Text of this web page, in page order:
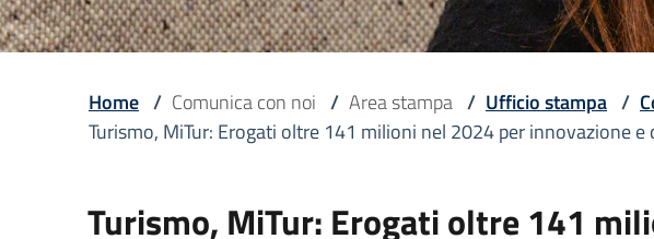
Home / Comunica con noi / Area stampa / Ufficio stampa /
Turismo, MiTur: Erogati oltre 141 milioni nel 2024 per innovazione
Turismo, MiTur: Erogati oltre 141